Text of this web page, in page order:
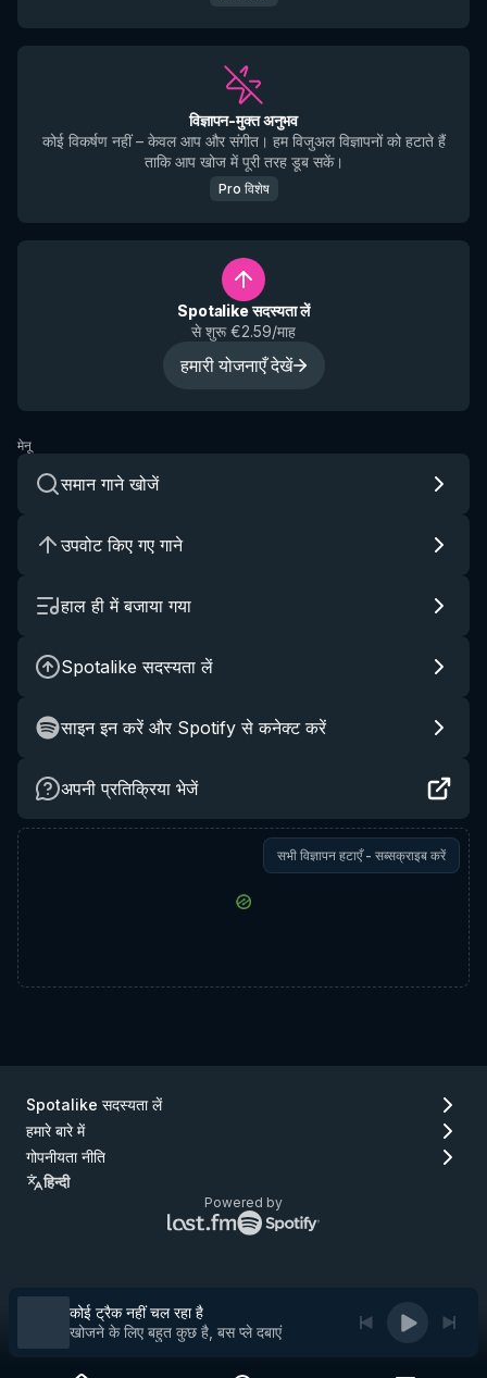
विज्ञापन-मुक्त अनुभव
कोई विकर्षण नहीं – केवल आप और संगीत। हम विजुअल विज्ञापनों को हटाते हैं
ताकि आप खोज में पूरी तरह डूब सकें।
Pro विशेष
Spotalike सदस्यता लें
से शुरू €2.59/माह
हमारी योजनाएँ देखें
मेनू
समान गाने खोजें
उपवोट किए गए गाने
हाल ही में बजाया गया
Spotalike सदस्यता लें
साइन इन करें और Spotify से कनेक्ट करें
अपनी प्रतिक्रिया भेजें
सभी विज्ञापन हटाएँ - सब्सक्राइब करें
Spotalike सदस्यता लें
हमारे बारे में
गोपनीयता नीति
हिन्दी
Powered by
Lastfm
लोगो
कोई ट्रैक नहीं चल रहा है
खोजने के लिए बहुत कुछ है, बस प्ले दबाएं